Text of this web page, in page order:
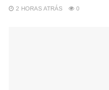
2 HORAS ATRÁS 0